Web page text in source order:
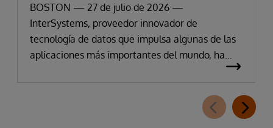
y la obtención de información
BOSTON — 27 de julio de 2026 —
InterSystems, proveedor innovador de
tecnología de datos que impulsa algunas de las
aplicaciones más importantes del mundo, ha
anunciado hoy la disponibilidad de InterSystems
para InterSystems Data Studio basada en IA
generativa que permite a las organizaciones